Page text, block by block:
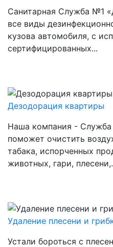
Санитарная Служба №1
все виды
кузова автомобиля, с
сертифицированных...
Дезодорация квартиры
Наша компания -
поможет очистить
табака, испорченных
животных, гари,
Удаление плесени и
Устали бороться с